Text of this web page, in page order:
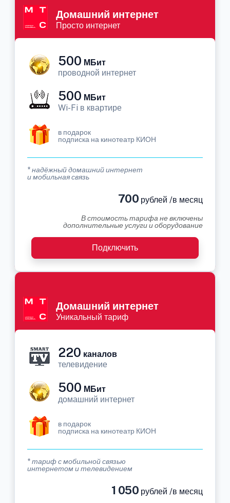
Домашний интернет
Просто интернет
500 МБит
проводной интернет
500 МБит
Wi-Fi в квартире
в подарок
подписка на кинотеатр КИОН
* надёжный домашний интернет
и мобильная связь
700 рублей /в месяц
В стоимость тарифа не включены
дополнительные услуги и оборудование
Подключить
Домашний интернет
Уникальный тариф
220 каналов
телевидение
500 МБит
домашний интернет
в подарок
подписка на кинотеатр КИОН
* тариф с мобильной связью
интернетом и телевидением
1 050 рублей /в месяц